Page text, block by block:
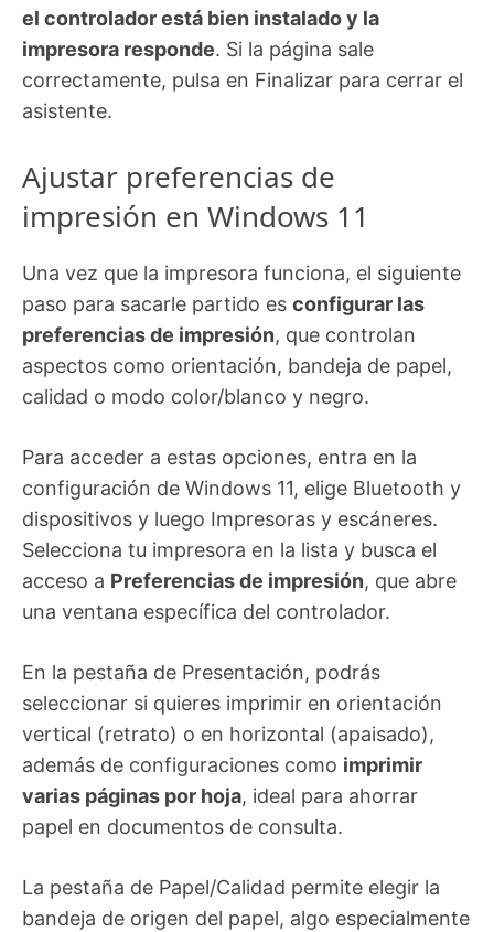
el controlador está bien instalado y la
impresora responde. Si la página sale
correctamente, pulsa en Finalizar para cerrar el
asistente.
Ajustar preferencias de
impresión en Windows 11
Una vez que la impresora funciona, el siguiente
paso para sacarle partido es configurar las
preferencias de impresión, que controlan
aspectos como orientación, bandeja de papel,
calidad o modo color/blanco y negro.
Para acceder a estas opciones, entra en la
configuración de Windows 11, elige Bluetooth y
dispositivos y luego Impresoras y escáneres.
Selecciona tu impresora en la lista y busca el
acceso a Preferencias de impresión, que abre
una ventana específica del controlador.
En la pestaña de Presentación, podrás
seleccionar si quieres imprimir en orientación
vertical (retrato) o en horizontal (apaisado),
además de configuraciones como imprimir
varias páginas por hoja, ideal para ahorrar
papel en documentos de consulta.
La pestaña de Papel/Calidad permite elegir la
bandeja de origen del papel, algo especialmente